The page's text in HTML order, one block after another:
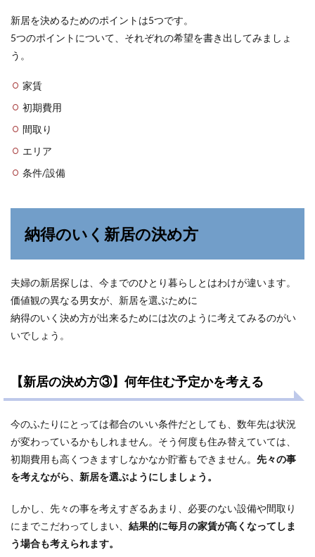
新居を決めるためのポイントは5つです。
5つのポイントについて、それぞれの希望を書き出してみましょ
う。
家賃
初期費用
間取り
エリア
条件/設備
納得のいく新居の決め方
夫婦の新居探しは、今までのひとり暮らしとはわけが違います。
価値観の異なる男女が、新居を選ぶために
納得のいく決め方が出来るためには次のように考えてみるのがい
いでしょう。
【新居の決め方③】何年住む予定かを考える
今のふたりにとっては都合のいい条件だとしても、数年先は状況
が変わっているかもしれません。そう何度も住み替えていては、
初期費用も高くつきますしなかなか貯蓄もできません。 先々の事
を考えながら、新居を選ぶようにしましょう。
しかし、先々の事を考えすぎるあまり、必要のない設備や間取り
にまでこだわってしまい、 結果的に毎月の家賃が高くなってしま
う場合も考えられます。